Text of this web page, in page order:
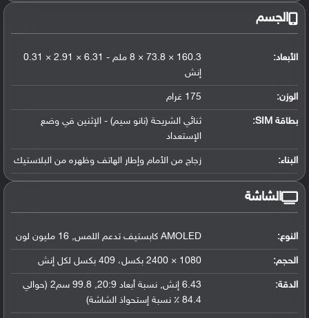
الجسم
الأبعاد:
160.3 × 73.8 × 8 ملم - 6.31 × 2.91 × 0.31
إنش
الوزن: 175 غرام
بطاقة SIM:
ثنائي الشريحة (نانو سيم) - الإثنين في وضع
الإستعداد
البناء: زجاج من الأمام وإطار الهاتف وظهره من البلاستيك
الشاشة
النوع: AMOLED كابستيف تدعم اللمس, 16 مليون لون
الحجم: 1080 × 2400 بكسل، 409 بكسل لكل إنش
الدقة:
6.43 إنش, نسبة أبعاد 20:9, 99.8 سم2 (حوالي
84.4 ٪ نسبة إستحواذ الشاشة)